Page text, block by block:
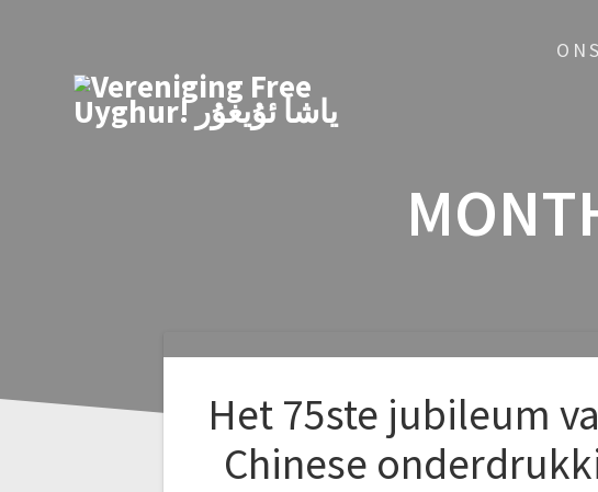
Het 75ste jubileum
Chinese